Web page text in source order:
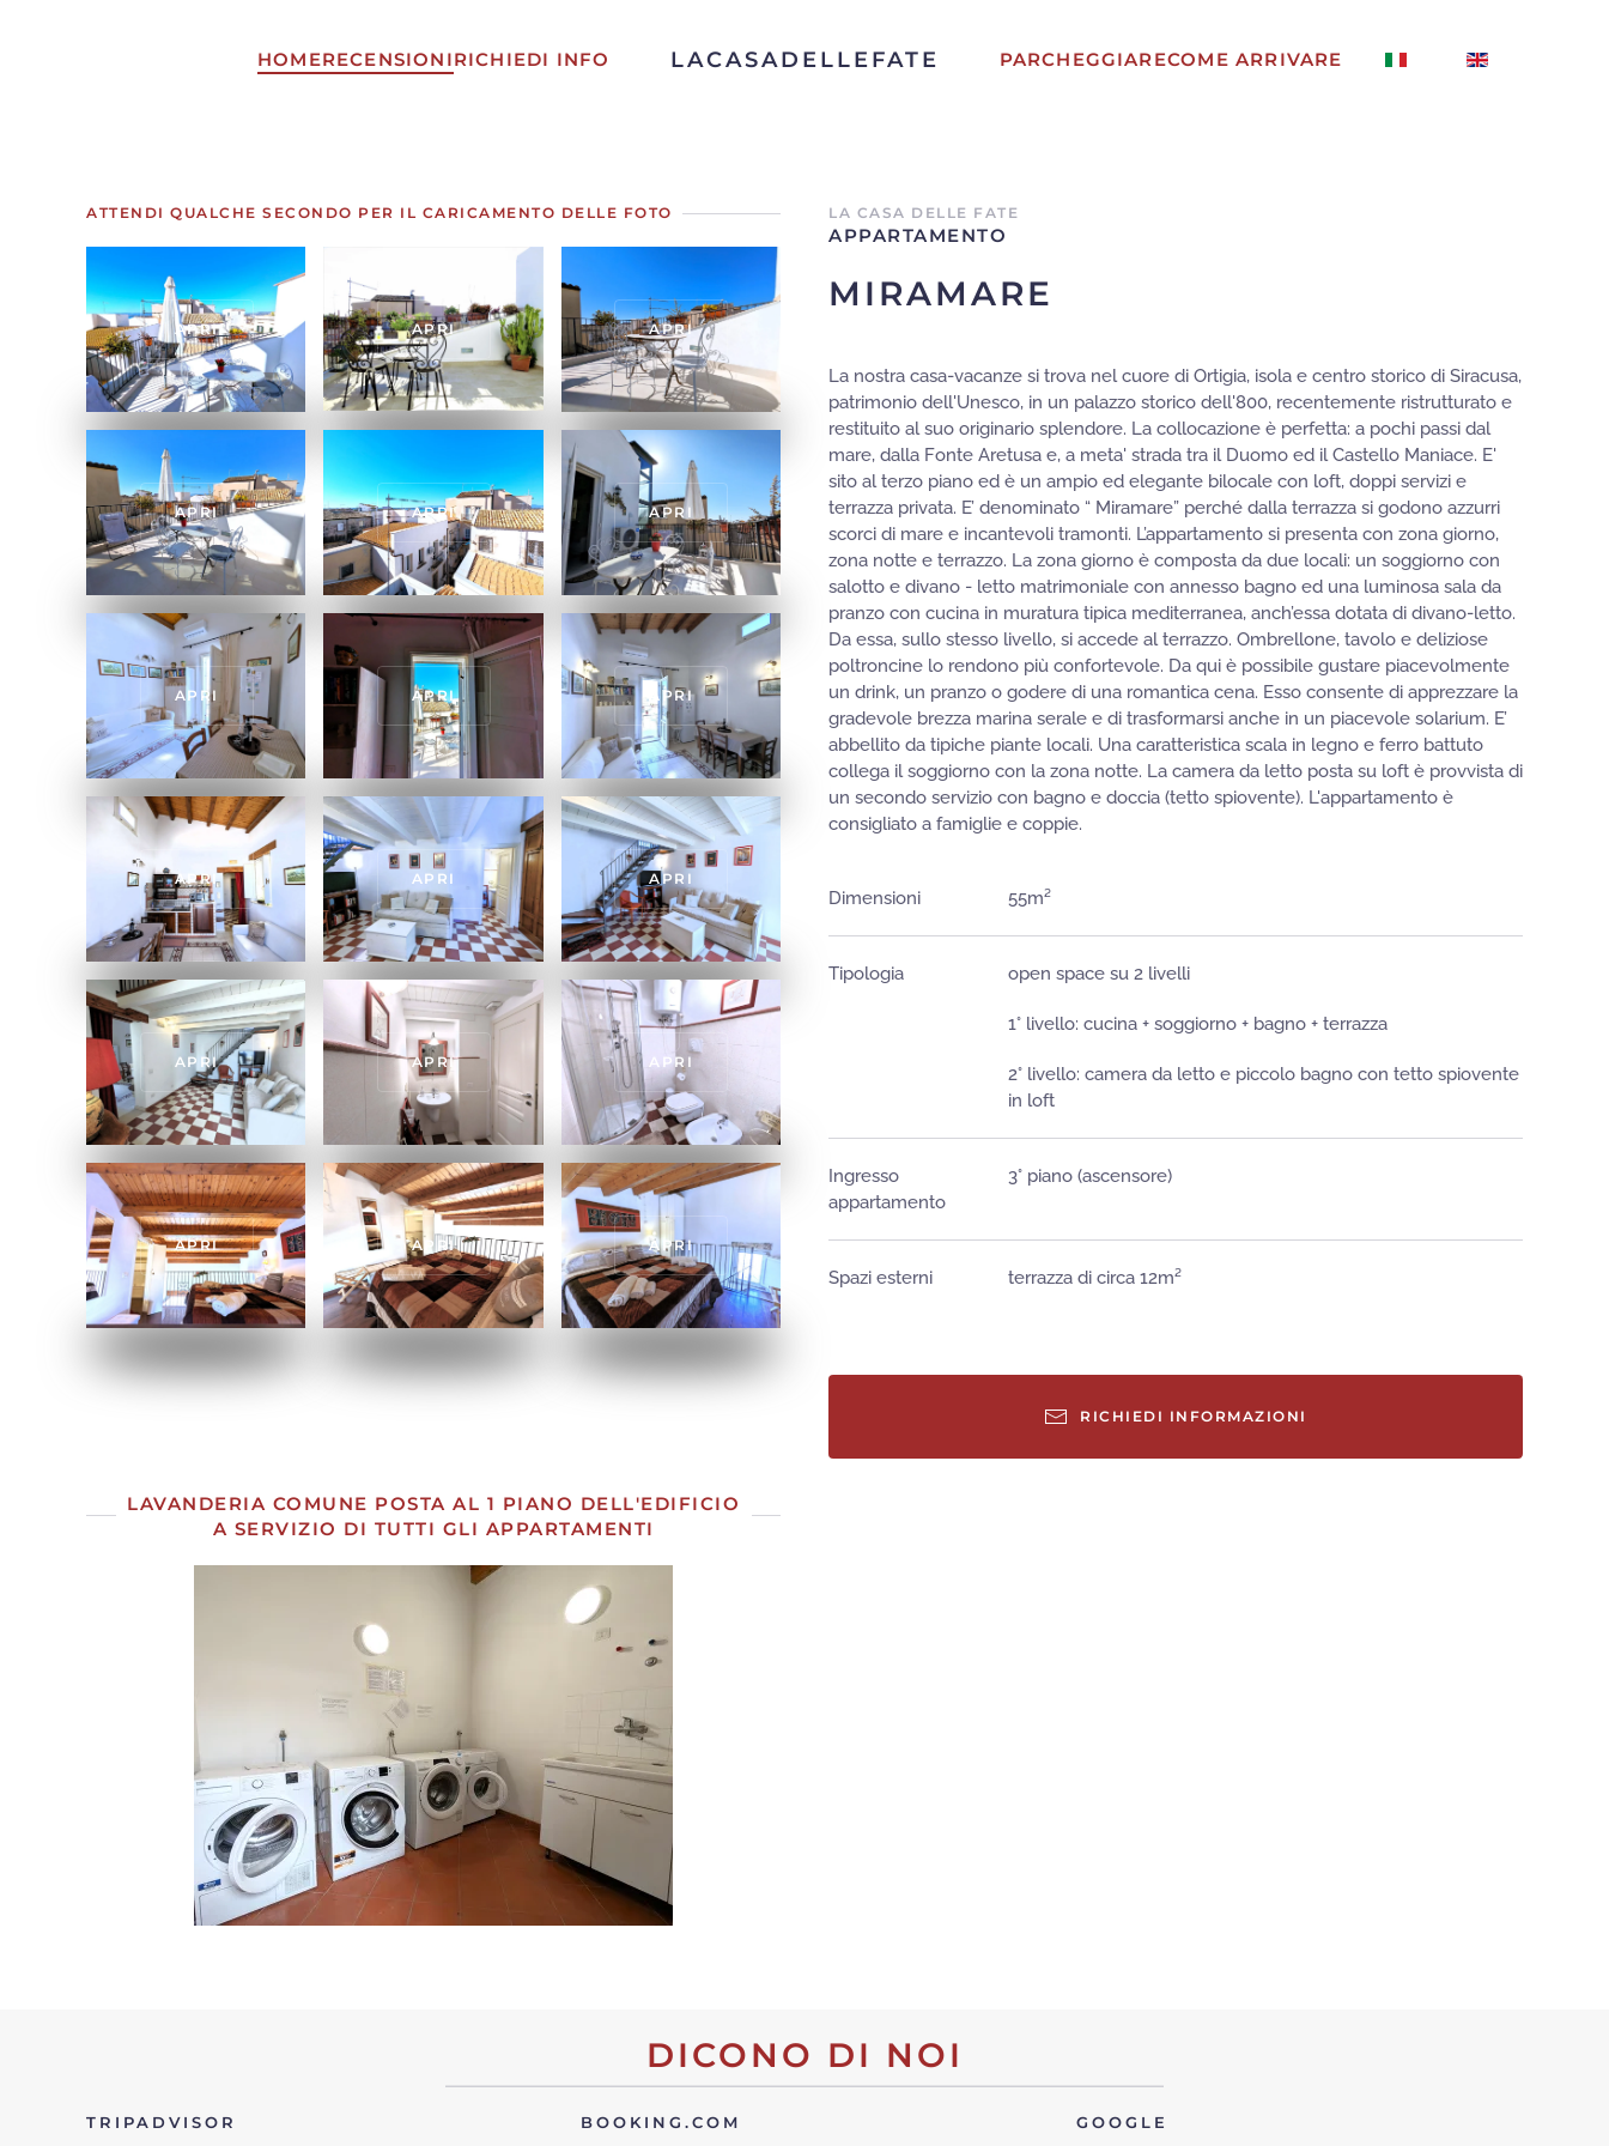
HOMERECENSIONIRICHIEDI INFO LACASADELLEFATE PARCHEGGIARECOME ARRIVARE
ATTENDI QUALCHE SECONDO PER IL CARICAMENTO DELLE FOTO
APRI APRI APRI
APRI APRI APRI
APRI APRI APRI
APRI APRI APRI
APRI APRI APRI
APRI APRI APRI
LAVANDERIA COMUNE POSTA AL 1 PIANO DELL'EDIFICIO
A SERVIZIO DI TUTTI GLI APPARTAMENTI
LA CASA DELLE FATE
APPARTAMENTO
MIRAMARE
La nostra casa-vacanze si trova nel cuore di Ortigia, isola e centro storico di Siracusa,
patrimonio dell'Unesco, in un palazzo storico dell'800, recentemente ristrutturato e
restituito al suo originario splendore. La collocazione è perfetta: a pochi passi dal
mare, dalla Fonte Aretusa e, a meta' strada tra il Duomo ed il Castello Maniace. E'
sito al terzo piano ed è un ampio ed elegante bilocale con loft, doppi servizi e
terrazza privata. E’ denominato “ Miramare” perché dalla terrazza si godono azzurri
scorci di mare e incantevoli tramonti. L’appartamento si presenta con zona giorno,
zona notte e terrazzo. La zona giorno è composta da due locali: un soggiorno con
salotto e divano - letto matrimoniale con annesso bagno ed una luminosa sala da
pranzo con cucina in muratura tipica mediterranea, anch’essa dotata di divano-letto.
Da essa, sullo stesso livello, si accede al terrazzo. Ombrellone, tavolo e deliziose
poltroncine lo rendono più confortevole. Da qui è possibile gustare piacevolmente
un drink, un pranzo o godere di una romantica cena. Esso consente di apprezzare la
gradevole brezza marina serale e di trasformarsi anche in un piacevole solarium. E’
abbellito da tipiche piante locali. Una caratteristica scala in legno e ferro battuto
collega il soggiorno con la zona notte. La camera da letto posta su loft è provvista di
un secondo servizio con bagno e doccia (tetto spiovente). L'appartamento è
consigliato a famiglie e coppie.
Dimensioni 55m²
Tipologia open space su 2 livelli
1° livello: cucina + soggiorno + bagno + terrazza
2° livello: camera da letto e piccolo bagno con tetto spiovente
in loft
Ingresso
appartamento
3° piano (ascensore)
Spazi esterni terrazza di circa 12m²
RICHIEDI INFORMAZIONI
DICONO DI NOI
TRIPADVISOR BOOKING.COM GOOGLE